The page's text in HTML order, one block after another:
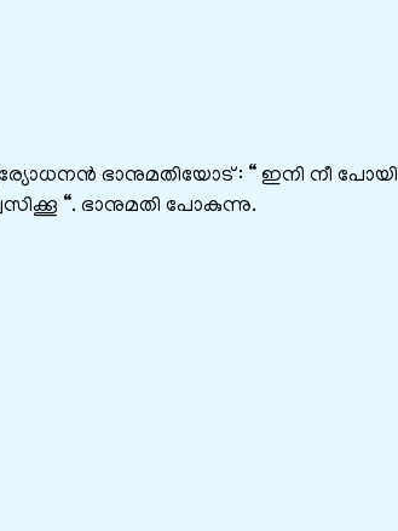
ഭാനുമതിയോട് : “ ഇനി നീ പോയി
“. ഭാനുമതി പോകുന്നു.